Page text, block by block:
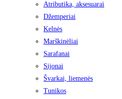
Atributika, aksesuarai
Džemperiai
Kelnės
Marškinėliai
Sarafanai
Sijonai
Švarkai, liemenės
Tunikos